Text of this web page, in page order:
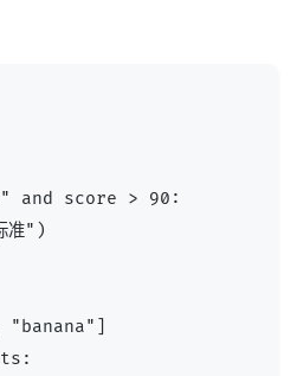
and score > 90:
准")